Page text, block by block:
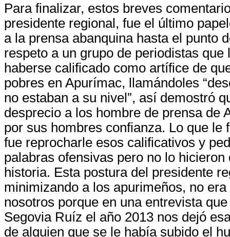
Para finalizar, estos breves
presidente regional, fue el último
a la prensa abanquina hasta el punto
respeto a un grupo de periodistas que
haberse calificado como artífice de
pobres en Apurímac, llamándoles
no estaban a su nivel”, así demostró
desprecio a los hombre de prensa de
por sus hombres confianza. Lo que le
fue reprocharle esos calificativos y
palabras ofensivas pero no lo hicieron
historia. Esta postura del presidente
minimizando a los apurimeños, no
nosotros porque en una entrevista
Segovia Ruíz el año 2013 nos dejó
de alguien que se le había subido el